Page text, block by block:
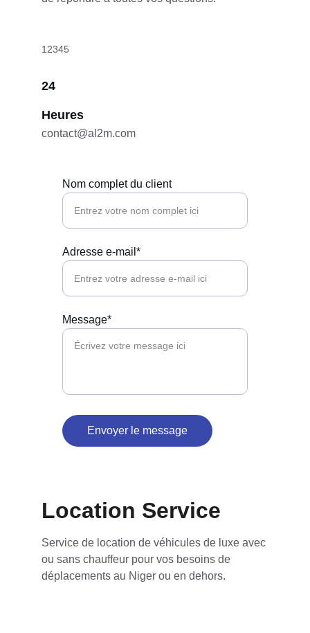
24
12345
Heures
contact@al2m.com
Nom complet du client
Adresse e-mail*
Message*
Envoyer le message
Location Service
Service de location de véhicules de luxe avec
ou sans chauffeur pour vos besoins de
déplacements au Niger ou en dehors.